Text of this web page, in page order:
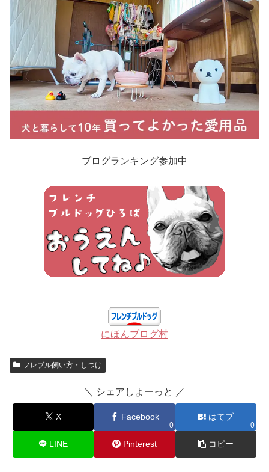
ブログランキング参加中
にほんブログ村
フレブル飼い方・しつけ
＼ シェアしよーっと ／
X Facebook
0
はてブ
0
LINE Pinterest コピー